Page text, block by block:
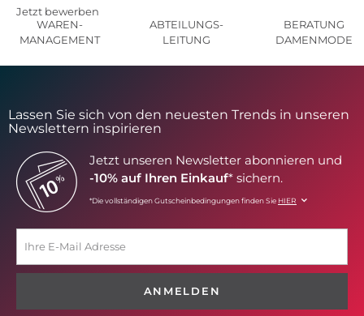
Jetzt bewerben
WAREN-
MANAGEMENT
ABTEILUNGS-
LEITUNG
BERATUNG
DAMENMODE
Lassen Sie sich von den neuesten Trends in unseren
Newslettern inspirieren
Jetzt unseren Newsletter abonnieren und
-10% auf Ihren Einkauf* sichern.
*Die vollständigen Gutscheinbedingungen finden Sie HIER
ANMELDEN